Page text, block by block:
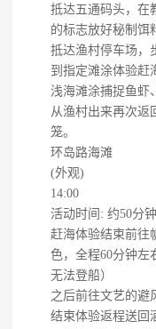
抵达五通码头，在
的标志放好秘制饵
抵达渔村停车场，
到指定滩涂体验赶
浅海滩涂捕捉鱼虾
从渔村出来再次返
笼。
环岛路海滩
(外观)
14:00
活动时间: 约50分钟
赶海体验结束前往
色，全程60分钟左
无法登船）
之后前往文艺的避
结束体验返程送回